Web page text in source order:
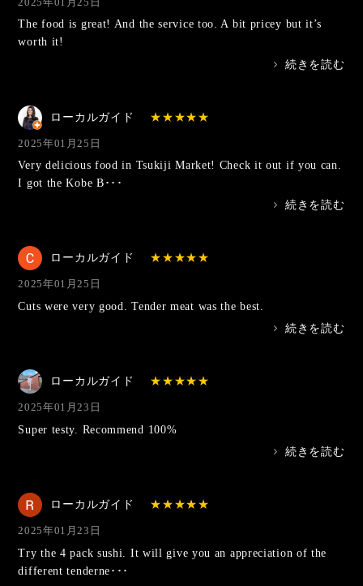
The food is great! And the service too. A bit pricey but it’s
worth it!
>
続きを読む
ローカルガイド
2025年01月25日
Very delicious food in Tsukiji Market! Check it out if you can.
I got the Kobe B･･･
>
続きを読む
ローカルガイド
2025年01月25日
Cuts were very good. Tender meat was the best.
>
続きを読む
ローカルガイド
2025年01月23日
Super testy. Recommend 100%
>
続きを読む
ローカルガイド
2025年01月23日
Try the 4 pack sushi. It will give you an appreciation of the
different tenderne･･･